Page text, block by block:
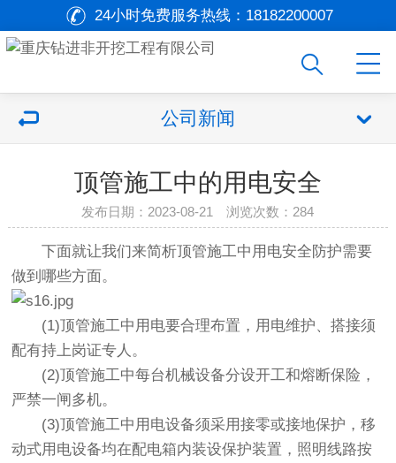
24小时免费服务热线： 18182200007
公司新闻
顶管施工中的用电安全
发布日期：2023-08-21 浏览次数： 284
下面就让我们来简析顶管施工中用电安全防护需要
做到哪些方面。
(1)顶管施工中用电要合理布置，用电维护、搭接须
配有持上岗证专人。
(2)顶管施工中每台机械设备分设开工和熔断保险，
严禁一闸多机。
(3)顶管施工中用电设备须采用接零或接地保护，移
动式用电设备均在配电箱内装设保护装置，照明线路按